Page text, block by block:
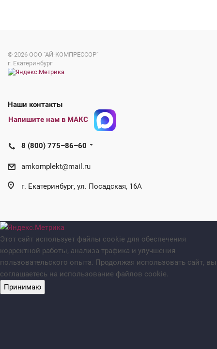
© 2026 ООО "АЙ-КОМПРЕССОР"
г. Екатеринбург
Наши контакты
Напишите нам в МАКС
8 (800) 775–86–60
amkomplekt@mail.ru
г. Екатеринбург, ул. Посадская, 16А
Этот сайт использует файлы cookie для обеспечения
корректной работы, анализа трафика и улучшения
пользовательского опыта. Продолжая использовать сайт, вы
соглашаетесь на использование файлов cookie.
Принимаю